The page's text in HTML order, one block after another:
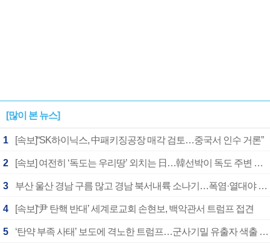
[많이 본 뉴스]
1 [속보]“SK하이닉스, 中패키징공장 매각 검토…중국서 인수 거론”
2 [속보] 여전히 ‘독도는 우리땅’ 외치는 日…韓선박이 독도 주변 해양조사 활동하자 반발
3 부산 울산 경남 구름 많고 경남 북서내륙 소나기…폭염·열대야 계속
4 [속보]‘尹 탄핵 반대’ 세계로교회 손현보, 백악관서 트럼프 접견
5 ‘탄약 부족 사태’ 보도에 격노한 트럼프…군사기밀 유출자 색출 지시